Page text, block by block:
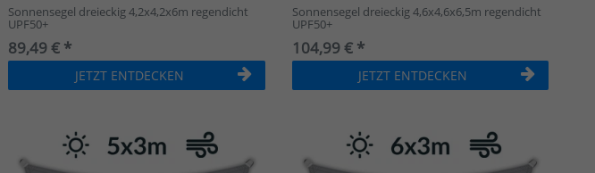
Sonnensegel dreieckig 4,2x4,2x6m regendicht
UPF50+
89,49 € *
JETZT ENTDECKEN
Sonnensegel dreieckig 4,6x4,6x6,5m regendicht
UPF50+
104,99 € *
JETZT ENTDECKEN